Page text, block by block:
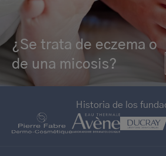
¿Se trata de eczema o
de una micosis?
Historia de los